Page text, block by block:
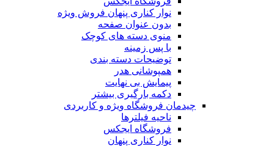
نوار کناری پنهان فروش ویژه
بدون عنوان صفحه
منوی دسته های کوچک
با پس زمینه
توضیحات دسته بندی
همپوشانی هدر
پیمایش بی نهایت
دکمه بارگیری بیشتر
چیدمان فروشگاه ویژه و کاربردی
ناحیه فیلترها
فروشگاه ایجکس
نوار کناری پنهان